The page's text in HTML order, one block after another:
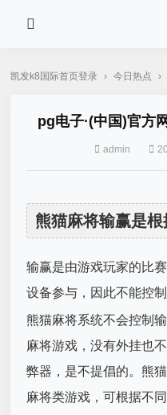
凯发k8国际首页登录 › 今日热点 ›
pg电子·(中国)官方
admin
熊猫麻将输赢是
输赢是由游戏玩家的比
设备参与，因此不能控制
熊猫麻将系统不会控制
麻将游戏，没有外挂也
弊器，是不提倡的。熊
麻将类游戏，可根据不